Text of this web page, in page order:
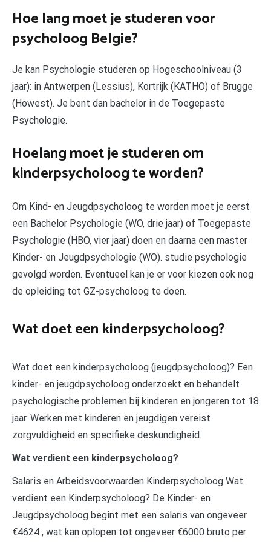
Hoe lang moet je studeren voor
psycholoog Belgie?
Je kan Psychologie studeren op Hogeschoolniveau (3
jaar): in Antwerpen (Lessius), Kortrijk (KATHO) of Brugge
(Howest). Je bent dan bachelor in de Toegepaste
Psychologie.
Hoelang moet je studeren om
kinderpsycholoog te worden?
Om Kind- en Jeugdpsycholoog te worden moet je eerst
een Bachelor Psychologie (WO, drie jaar) of Toegepaste
Psychologie (HBO, vier jaar) doen en daarna een master
Kinder- en Jeugdpsychologie (WO). studie psychologie
gevolgd worden. Eventueel kan je er voor kiezen ook nog
de opleiding tot GZ-psycholoog te doen.
Wat doet een kinderpsycholoog?
Wat doet een kinderpsycholoog (jeugdpsycholoog)? Een
kinder- en jeugdpsycholoog onderzoekt en behandelt
psychologische problemen bij kinderen en jongeren tot 18
jaar. Werken met kinderen en jeugdigen vereist
zorgvuldigheid en specifieke deskundigheid.
Wat verdient een kinderpsycholoog?
Salaris en Arbeidsvoorwaarden Kinderpsycholoog Wat
verdient een Kinderpsycholoog? De Kinder- en
Jeugdpsycholoog begint met een salaris van ongeveer
€4624 , wat kan oplopen tot ongeveer €6000 bruto per